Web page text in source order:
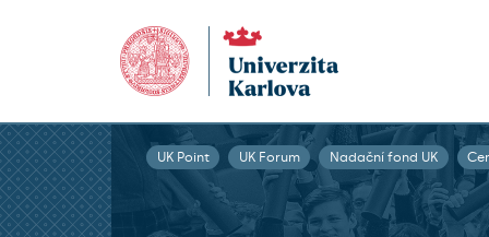
UK Point UK Forum Nadační fond UK